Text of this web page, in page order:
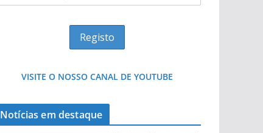
VISITE O NOSSO CANAL DE YOUTUBE
Notícias em destaque